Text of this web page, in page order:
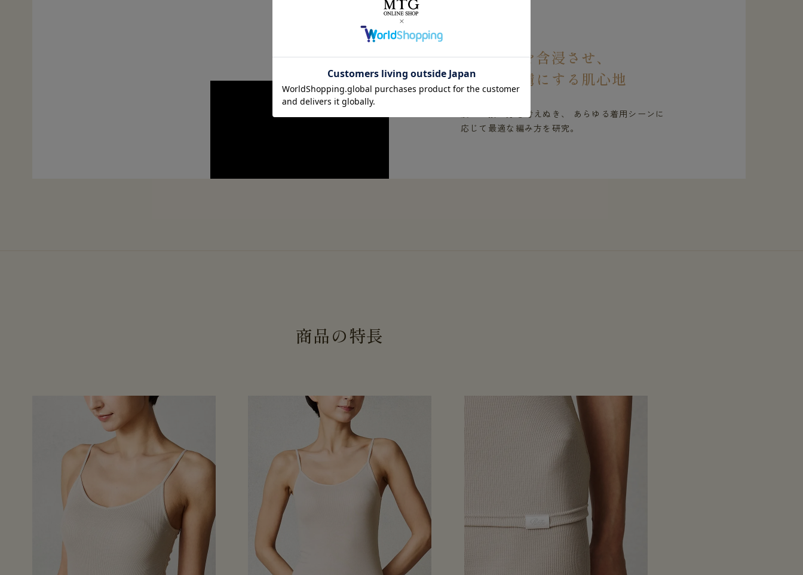
椿オイルを含浸させ、
着た人を虜にする肌心地
肌への接し方を考えぬき、 あらゆる着用シーンに
応じて最適な編み方を研究。
商品の特長